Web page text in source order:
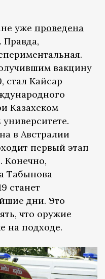
уже проведена
Правда,
вакцину
стал Кайсар
Казахском
в Австралии
первый этап
Конечно,
Табынова
станет
дни. Это
что оружие
на подходе.